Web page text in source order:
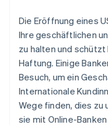
Die Eröffnung eines
Ihre geschäftlichen
zu halten und
Haftung. Einige
Besuch, um ein
Internationale
Wege finden, dies zu
sie mit Online-